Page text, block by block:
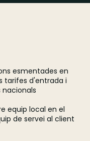
esmentades en
tarifes d'entrada i
nacionals
equip local en el
de servei al client